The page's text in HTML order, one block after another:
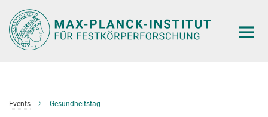
Hauptinhalt
Events Gesundheitstag